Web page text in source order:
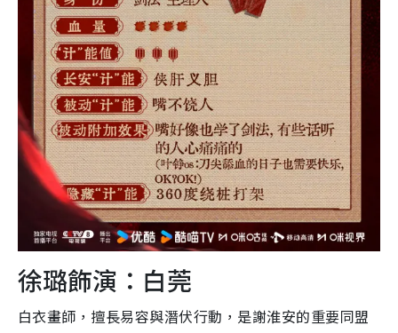
徐璐飾演：白莞
白衣畫師，擅長易容與潛伏行動，是謝淮安的重要同盟